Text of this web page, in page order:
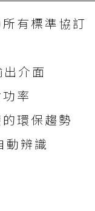
有標準協訂
介面
率
環保趨勢
辨識